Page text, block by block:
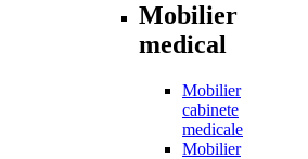
Mobilier
medical
Mobilier
cabinete
medicale
Mobilier